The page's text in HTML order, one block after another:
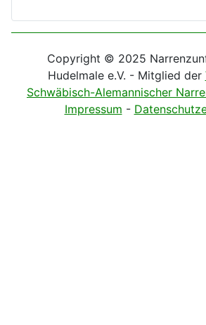
Copyright © 2025
Hudelmale e.V. - Mitglied der
Schwäbisch-Alemannischer
Impressum -